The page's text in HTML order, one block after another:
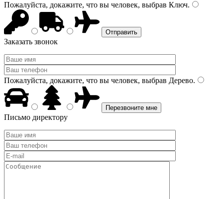
Пожалуйста, докажите, что вы человек, выбрав Ключ.
Заказать звонок
Пожалуйста, докажите, что вы человек, выбрав Дерево.
Письмо директору